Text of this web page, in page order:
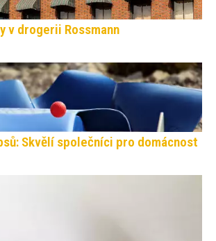
v drogerii Rossmann
Skvělí společníci pro domácnost